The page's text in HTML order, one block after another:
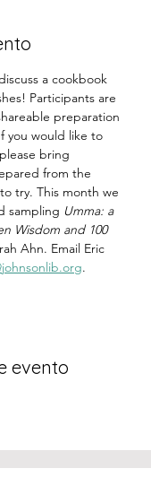
a cookbook
Participants are
preparation
you would like to
bring
from the
try. This month we
sampling Umma: a
Wisdom and 100
Ahn. Email Eric
.
evento